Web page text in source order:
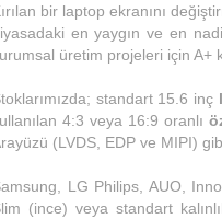
bir laptop ekranını
en yaygın ve en
üretim projeleri için A+
standart 15.6 inç
4:3 veya 16:9 oranlı
(LVDS, EDP ve MIPI)
LG Philips, AUO,
(ince) veya standart